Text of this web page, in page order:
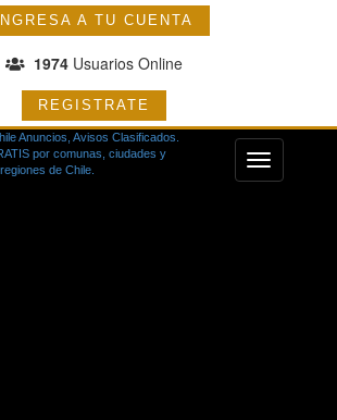
INGRESA A TU CUENTA
1974Usuarios Online
REGISTRATE
Menu